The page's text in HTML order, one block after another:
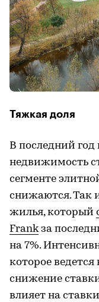
Тяжкая доля
В последний
недвижимость
сегменте
снижаются. Так
жилья, который
Frankза
на 7%.
которое ведется
снижение
влияет на